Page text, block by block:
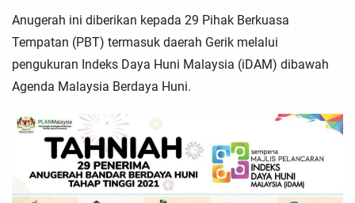
Anugerah ini diberikan kepada 29 Pihak Berkuasa
Tempatan (PBT) termasuk daerah Gerik melalui
pengukuran Indeks Daya Huni Malaysia (iDAM) dibawah
Agenda Malaysia Berdaya Huni.